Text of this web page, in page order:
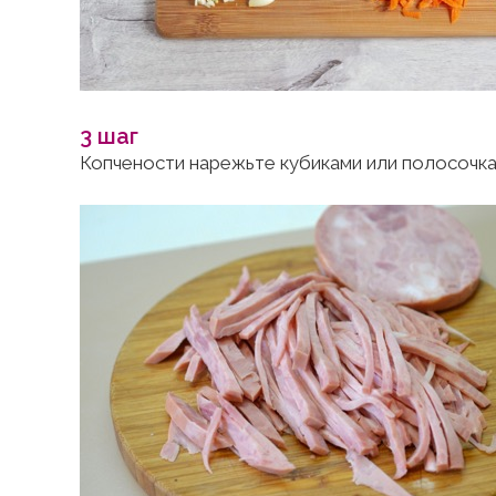
3 шаг
Копчености нарежьте кубиками или